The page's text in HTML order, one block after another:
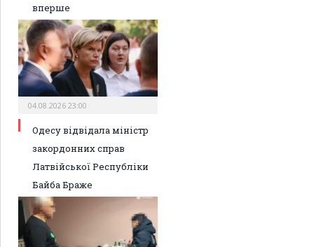
вперше
04.08.2026 23:00
Одесу відвідала міністр
закордонних справ
Латвійської Республіки
Байба Браже